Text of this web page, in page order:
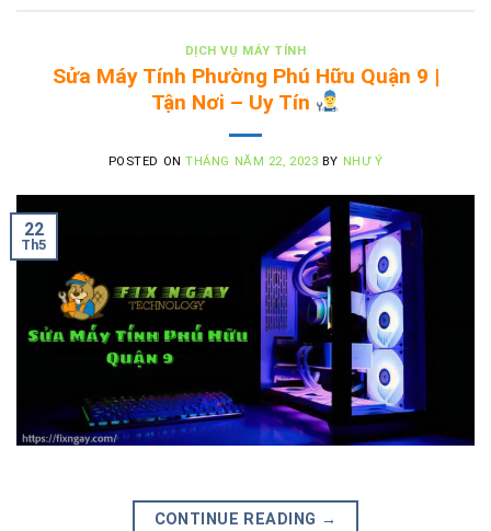
DỊCH VỤ MÁY TÍNH
Sửa Máy Tính Phường Phú Hữu Quận 9 |
Tận Nơi – Uy Tín
POSTED ONTHÁNG NĂM 22, 2023 BY NHƯ Ý
22
Th5
CONTINUE READING →